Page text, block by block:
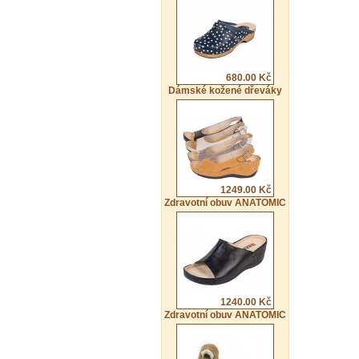
680.00 Kč
Dámské kožené dřeváky
1249.00 Kč
Zdravotní obuv ANATOMIC
1240.00 Kč
Zdravotní obuv ANATOMIC